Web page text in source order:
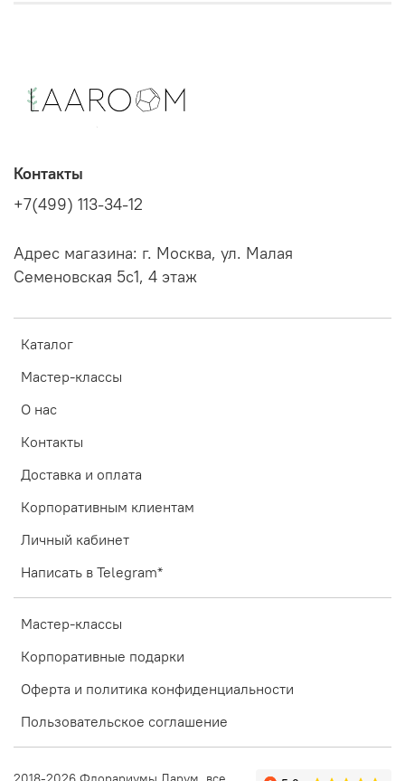
Каталог
Мастер-классы
О нас
Контакты
Доставка и оплата
Корпоративным клиентам
Личный кабинет
Написать в Telegram*
Мастер-классы
Корпоративные подарки
Оферта и политика конфиденциальности
Пользовательское соглашение
Контакты
+7(499) 113-34-12
Адрес магазина: г. Москва, ул. Малая
Семеновская 5с1, 4 этаж